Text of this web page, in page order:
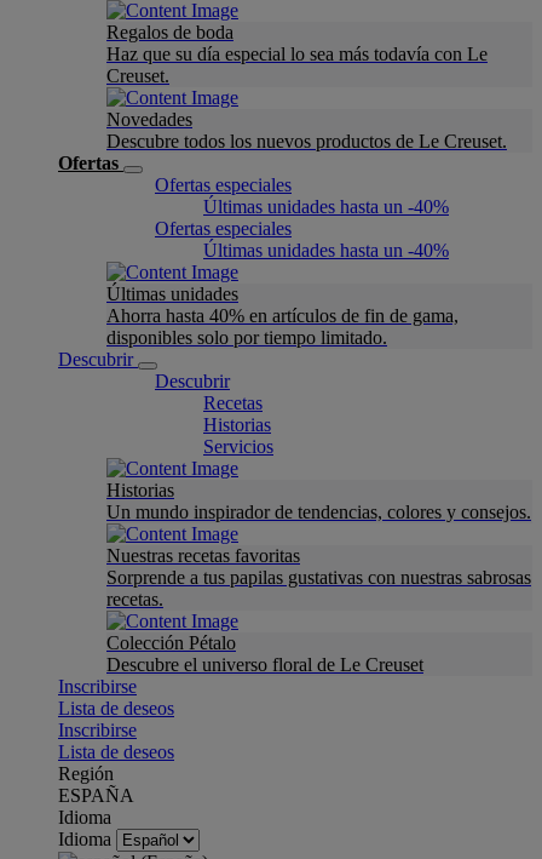
Regalos de boda
Haz que su día especial lo sea más todavía con Le
Creuset.
Novedades
Descubre todos los nuevos productos de Le Creuset.
Ofertas
Ofertas especiales
Últimas unidades hasta un -40%
Ofertas especiales
Últimas unidades hasta un -40%
Últimas unidades
Ahorra hasta 40% en artículos de fin de gama,
disponibles solo por tiempo limitado.
Descubrir
Descubrir
Recetas
Historias
Servicios
Historias
Un mundo inspirador de tendencias, colores y consejos.
Nuestras recetas favoritas
Sorprende a tus papilas gustativas con nuestras sabrosas
recetas.
Colección Pétalo
Descubre el universo floral de Le Creuset
Inscribirse
Lista de deseos
Inscribirse
Lista de deseos
Región
ESPAÑA
Idioma
Idioma